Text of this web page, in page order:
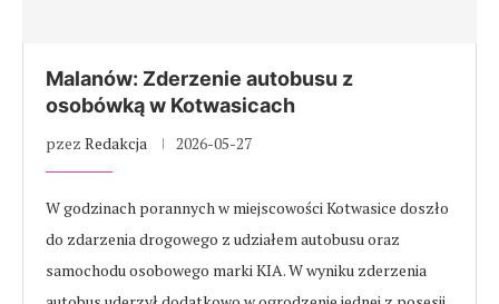
Malanów: Zderzenie autobusu z
osobówką w Kotwasicach
pzez Redakcja 2026-05-27
W godzinach porannych w miejscowości Kotwasice doszło
do zdarzenia drogowego z udziałem autobusu oraz
samochodu osobowego marki KIA. W wyniku zderzenia